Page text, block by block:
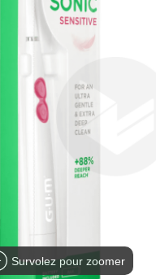
Survolez pour zoomer